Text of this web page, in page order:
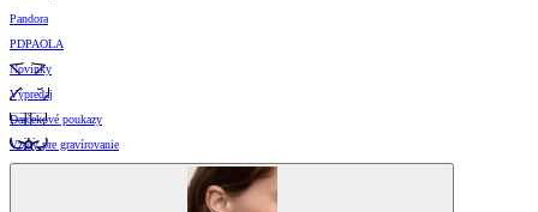
Pandora
PDPAOLA
Novinky
Výpredaj
Darčekové poukazy
Vzory pre gravírovanie